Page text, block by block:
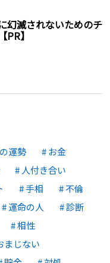
幻滅されないためのチ
PR】
運勢
お金
人付き合い
手相
不倫
運命の人
診断
相性
まじない